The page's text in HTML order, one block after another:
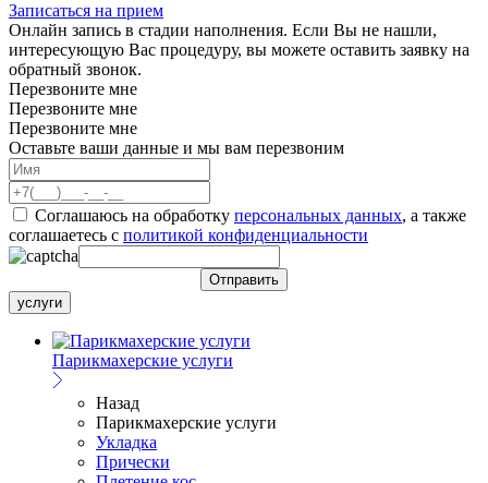
Записаться на прием
Онлайн запись в стадии наполнения. Если Вы не нашли,
интересующую Вас процедуру, вы можете оставить заявку на
обратный звонок.
Перезвоните мне
Перезвоните мне
Перезвоните мне
Оставьте ваши данные и мы вам перезвоним
Соглашаюсь на обработку персональных данных, а также
соглашаетесь c политикой конфиденциальности
услуги
Парикмахерские услуги
Назад
Парикмахерские услуги
Укладка
Прически